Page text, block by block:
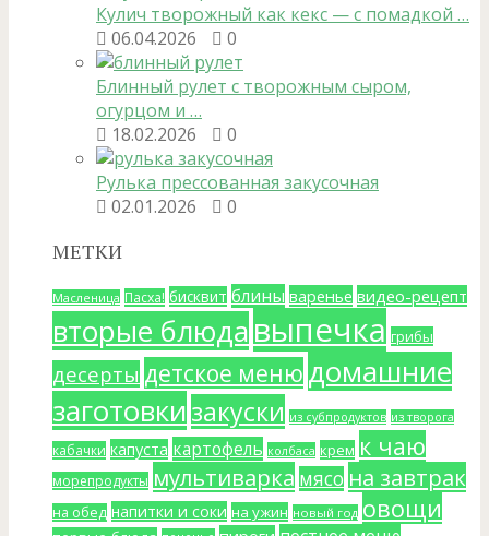
Кулич творожный как кекс — с помадкой …
06.04.2026
0
Блинный рулет с творожным сыром,
огурцом и …
18.02.2026
0
Рулька прессованная закусочная
02.01.2026
0
МЕТКИ
Масленица Пасха! бисквит блины варенье видео-рецепт
вторые блюдавыпечка грибы
десерты детское меню домашние
заготовкизакуски из субпродуктов из творога
кабачки капуста картофель колбаса крем к чаю
морепродукты мультиварка мясо на завтрак
на обед напитки и соки на ужин новый год овощи